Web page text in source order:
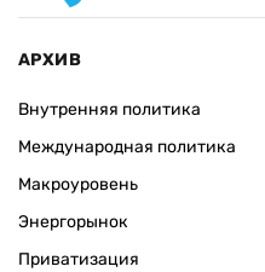
АРХИВ
Внутренняя политика
Международная политика
Макроуровень
Энергорынок
Приватизация